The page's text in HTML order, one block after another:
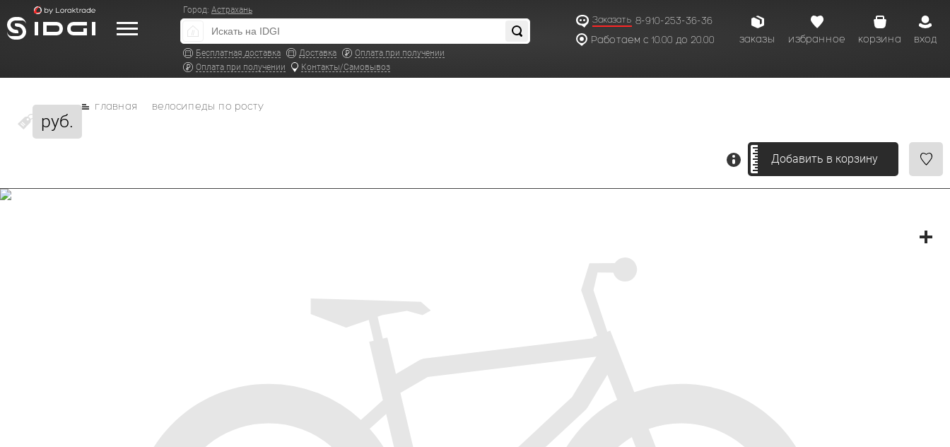
Город: Астрахань
Бесплатная доставка Доставка
Оплата при получении
Оплата при получении
Контакты/Самовывоз
Заказать 8-910-253-36-36
Работаем с 10.00 до 20.00
вход
корзина
избранное
заказы
руб.
главная велосипеды по росту
Добавить в корзину